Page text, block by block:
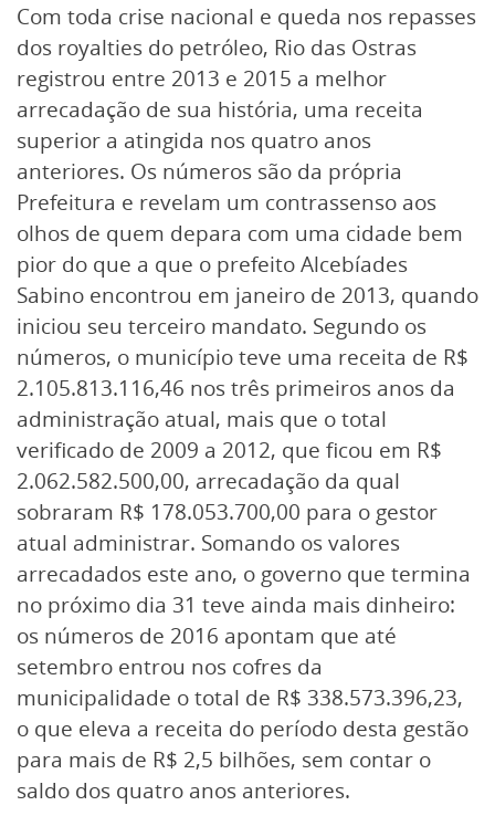
Com toda crise nacional e queda nos repasses
dos royalties do petróleo, Rio das Ostras
registrou entre 2013 e 2015 a melhor
arrecadação de sua história, uma receita
superior a atingida nos quatro anos
anteriores. Os números são da própria
Prefeitura e revelam um contrassenso aos
olhos de quem depara com uma cidade bem
pior do que a que o prefeito Alcebíades
Sabino encontrou em janeiro de 2013, quando
iniciou seu terceiro mandato. Segundo os
números, o município teve uma receita de R$
2.105.813.116,46 nos três primeiros anos da
administração atual, mais que o total
verificado de 2009 a 2012, que ficou em R$
2.062.582.500,00, arrecadação da qual
sobraram R$ 178.053.700,00 para o gestor
atual administrar. Somando os valores
arrecadados este ano, o governo que termina
no próximo dia 31 teve ainda mais dinheiro:
os números de 2016 apontam que até
setembro entrou nos cofres da
municipalidade o total de R$ 338.573.396,23,
o que eleva a receita do período desta gestão
para mais de R$ 2,5 bilhões, sem contar o
saldo dos quatro anos anteriores.